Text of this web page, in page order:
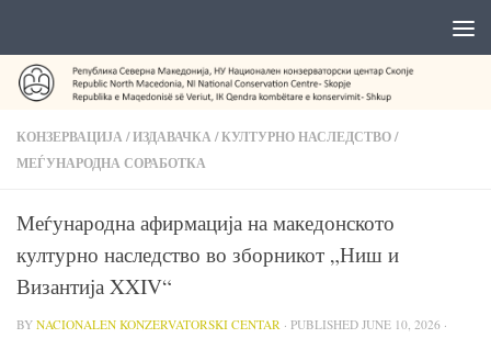
КОНЗЕРВАЦИЈА/ИЗДАВАЧКА/КУЛТУРНО НАСЛЕДСТВО/
МЕЃУНАРОДНА СОРАБОТКА
Меѓународна афирмација на македонското
културно наследство во зборникот „Ниш и
Византија XXIV“
BY NACIONALEN KONZERVATORSKI CENTAR · PUBLISHED JUNE 10, 2026 ·